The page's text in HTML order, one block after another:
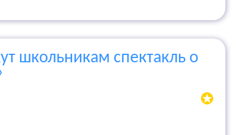
школьникам спектакль о